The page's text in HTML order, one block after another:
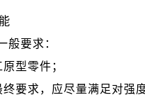
般要求：
型零件；
要求，应尽量满足对强